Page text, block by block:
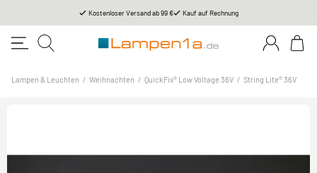
Kostenloser Versand ab 99 € Kauf auf Rechnung
Lampen & Leuchten / Weihnachten / QuickFix® Low Voltage 36V / String Lite® 36V